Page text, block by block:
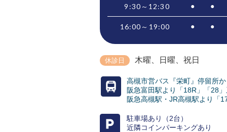
9:30～12:30 ● ●
16:00～19:00 ● ●
休診日 木曜、日曜 、祝日
高槻市営バス『栄町』停留所
阪急富田駅より「18R」「28
阪急高槻駅・JR高槻駅より「
駐車場あり（2台）
近隣コインパーキングあり